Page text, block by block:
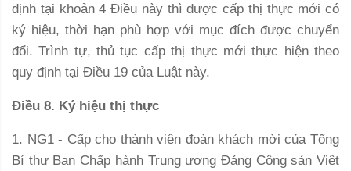
định tại khoản 4 Điều này thì được cấp thị thực mới có
ký hiệu, thời hạn phù hợp với mục đích được chuyển
đổi. Trình tự, thủ tục cấp thị thực mới thực hiện theo
quy định tại Điều 19 của Luật này.
Điều 8. Ký hiệu thị thực
1. NG1 - Cấp cho thành viên đoàn khách mời của Tổng
Bí thư Ban Chấp hành Trung ương Đảng Cộng sản Việt